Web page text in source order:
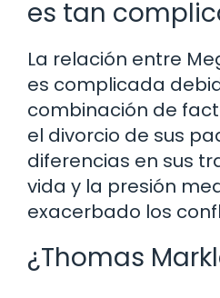
es tan
La relación entre
es complicada
combinación de
el divorcio de sus
diferencias en sus
vida y la presión
exacerbado los
¿Thomas